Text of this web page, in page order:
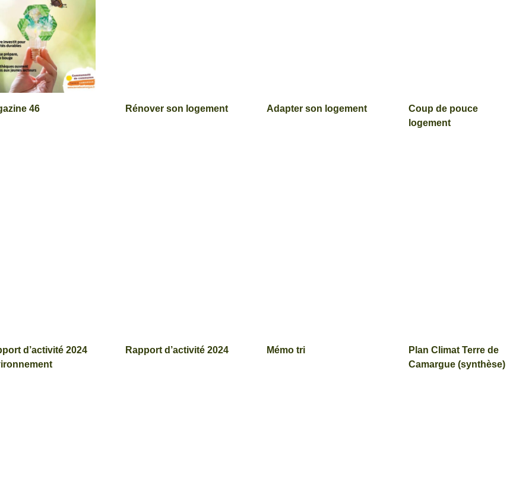
46 Rénover son logement Adapter son logement
Coup de pouce
logement
d’activité 2024
Rapport d’activité 2024 Mémo tri
Plan Climat Terre de
Camargue (synthèse)